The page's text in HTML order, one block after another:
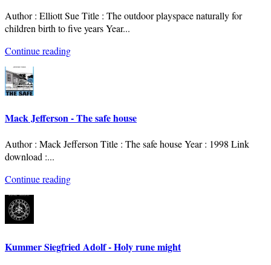
Author : Elliott Sue Title : The outdoor playspace naturally for
children birth to five years Year...
Continue reading
Mack Jefferson - The safe house
Author : Mack Jefferson Title : The safe house Year : 1998 Link
download :...
Continue reading
Kummer Siegfried Adolf - Holy rune might